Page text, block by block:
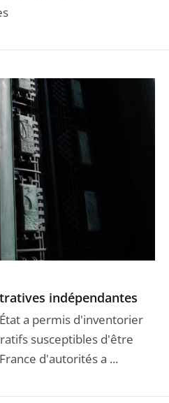
indépendantes
a permis d'inventorier
susceptibles d'être
d'autorités a ...